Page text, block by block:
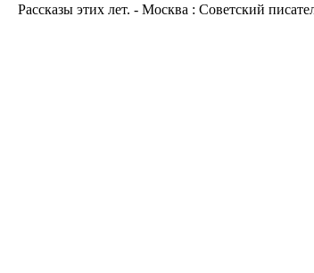
Рассказы этих лет. - Москва : Советский